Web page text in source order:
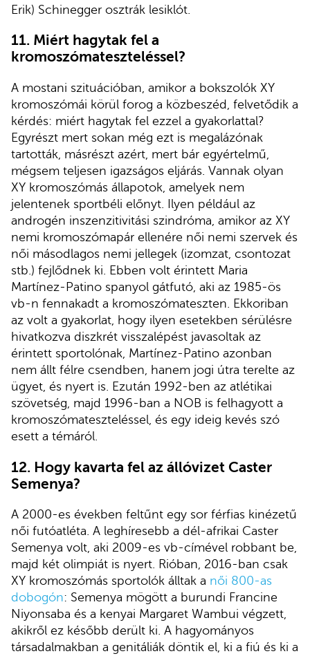
Erik) Schinegger osztrák lesiklót.
11. Miért hagytak fel a
kromoszómateszteléssel?
A mostani szituációban, amikor a bokszolók XY
kromoszómái körül forog a közbeszéd, felvetődik a
kérdés: miért hagytak fel ezzel a gyakorlattal?
Egyrészt mert sokan még ezt is megalázónak
tartották, másrészt azért, mert bár egyértelmű,
mégsem teljesen igazságos eljárás. Vannak olyan
XY kromoszómás állapotok, amelyek nem
jelentenek sportbéli előnyt. Ilyen például az
androgén inszenzitivitási szindróma, amikor az XY
nemi kromoszómapár ellenére női nemi szervek és
női másodlagos nemi jellegek (izomzat, csontozat
stb.) fejlődnek ki. Ebben volt érintett Maria
Martínez-Patino spanyol gátfutó, aki az 1985-ös
vb-n fennakadt a kromoszómateszten. Ekkoriban
az volt a gyakorlat, hogy ilyen esetekben sérülésre
hivatkozva diszkrét visszalépést javasoltak az
érintett sportolónak, Martínez-Patino azonban
nem állt félre csendben, hanem jogi útra terelte az
ügyet, és nyert is. Ezután 1992-ben az atlétikai
szövetség, majd 1996-ban a NOB is felhagyott a
kromoszómateszteléssel, és egy ideig kevés szó
esett a témáról.
12. Hogy kavarta fel az állóvizet Caster
Semenya?
A 2000-es években feltűnt egy sor férfias kinézetű
női futóatléta. A leghíresebb a dél-afrikai Caster
Semenya volt, aki 2009-es vb-címével robbant be,
majd két olimpiát is nyert. Rióban, 2016-ban csak
XY kromoszómás sportolók álltak a női 800-as
dobogón: Semenya mögött a burundi Francine
Niyonsaba és a kenyai Margaret Wambui végzett,
akikről ez később derült ki. A hagyományos
társadalmakban a genitáliák döntik el, ki a fiú és ki a